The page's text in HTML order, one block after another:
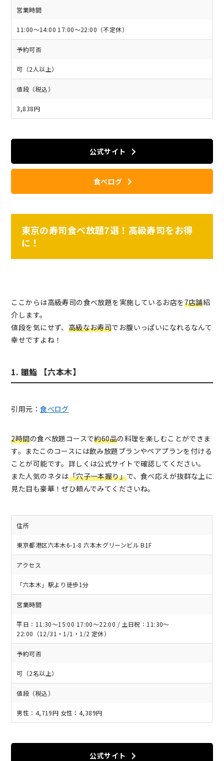
営業時間
11:00～14:00 17:00～22:00（不定休）
予約可否
可（2人以上）
値段（税込）
3,838円
公式サイト
食べログ
東京の寿司食べ放題7選！高級寿司をお得
に！
ここからは高級寿司の食べ放題を実施しているお店を7店舗紹
介します。
値段を気にせず、 高級なお寿司でお腹いっぱいになれるなんて
幸せですよね！
1. 雛鮨 【六本木】
引用元：食べログ
2時間の食べ放題コースで約60品の料理を楽しむことができま
す。またこのコースには飲み放題プランやペアプランを付ける
ことが可能です。詳しくは公式サイトで確認してください。
また人気のネタは「穴子一本握り」で、食べ応えが抜群な上に
見た目も豪華！ぜひ頼んでみてくださいね。
住所
東京都港区六本木6-1-8 六本木グリーンビル B1F
アクセス
「六本木」駅より徒歩1分
営業時間
平日：11:30～15:00 17:00～22:00 / 土日祝：11:30～
22:00（12/31・1/1・1/2 定休）
予約可否
可（2名以上）
値段（税込）
男性：4,719円 女性：4,389円
公式サイト